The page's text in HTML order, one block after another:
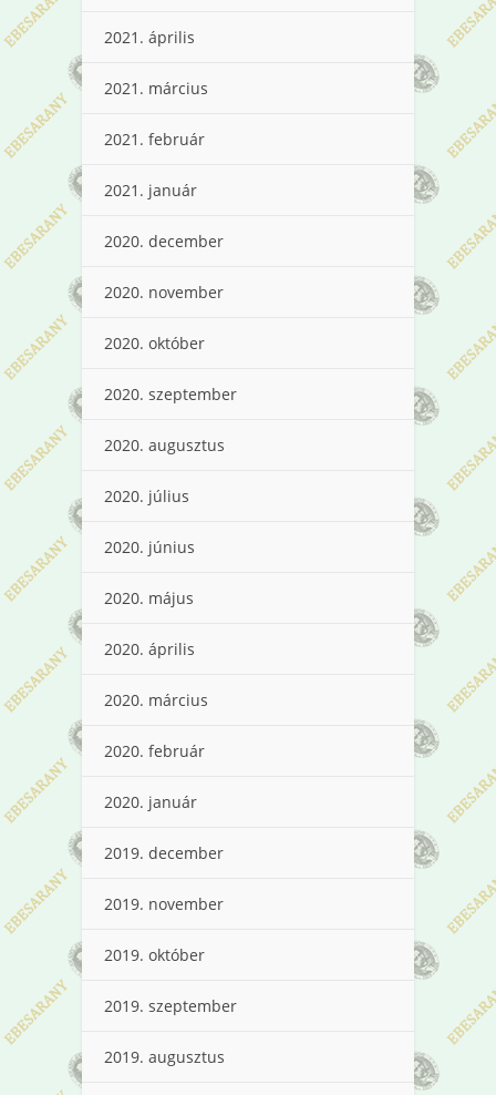
2021. április
2021. március
2021. február
2021. január
2020. december
2020. november
2020. október
2020. szeptember
2020. augusztus
2020. július
2020. június
2020. május
2020. április
2020. március
2020. február
2020. január
2019. december
2019. november
2019. október
2019. szeptember
2019. augusztus